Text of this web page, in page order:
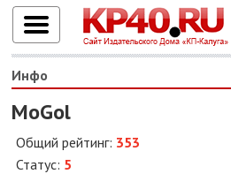
Инфо
MoGol
Общий рейтинг: 353
Статус: 5